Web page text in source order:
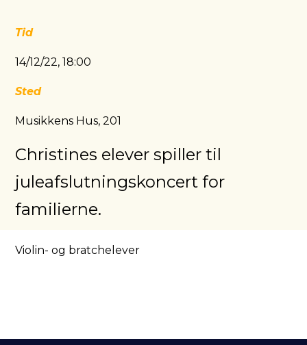
Tid
14/12/22, 18:00
Sted
Musikkens Hus, 201
Christines elever spiller til
juleafslutningskoncert for
familierne.
Violin- og bratchelever